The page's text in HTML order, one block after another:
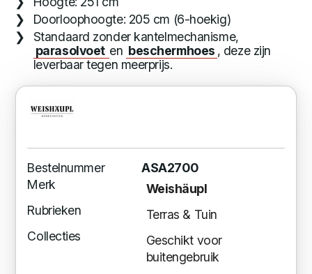
Doorloophoogte: 205 cm (6-hoekig)
Standaard zonder kantelmechanisme,
parasolvoet en beschermhoes , deze zijn
leverbaar tegen meerprijs.
Bestelnummer
ASA2700
Merk
Weishäupl
Rubrieken
Terras & Tuin
Collecties
Geschikt voor
buitengebruik